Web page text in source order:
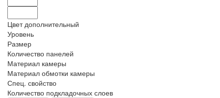
Цвет дополнительный
Уровень
Размер
Количество панелей
Материал камеры
Материал обмотки камеры
Спец. свойство
Количество подкладочных слоев